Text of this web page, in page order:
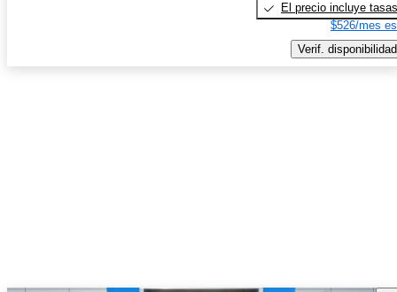
El precio incluye tasas
$526/mes
Verif. disponibilidad